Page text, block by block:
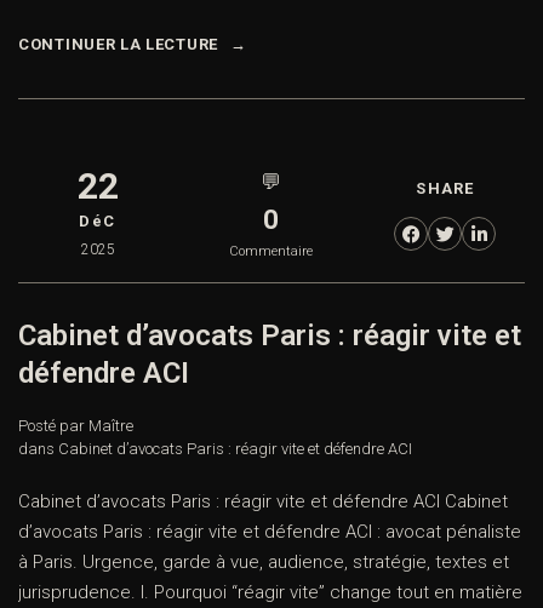
CONTINUER LA LECTURE
22
DéC
2025
💬
0
Commentaire
SHARE
Cabinet d’avocats Paris : réagir vite et
défendre ACI
Posté par Maître
dans Cabinet d’avocats Paris : réagir vite et défendre ACI
Cabinet d’avocats Paris : réagir vite et défendre ACI Cabinet
d’avocats Paris : réagir vite et défendre ACI : avocat pénaliste
à Paris. Urgence, garde à vue, audience, stratégie, textes et
jurisprudence. I. Pourquoi “réagir vite” change tout en matière